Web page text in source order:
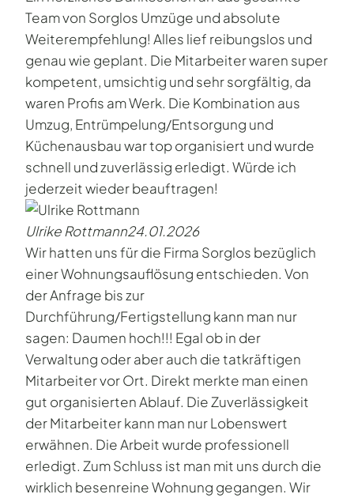
Team von Sorglos Umzüge und absolute
Weiterempfehlung! Alles lief reibungslos und
genau wie geplant. Die Mitarbeiter waren super
kompetent, umsichtig und sehr sorgfältig, da
waren Profis am Werk. Die Kombination aus
Umzug, Entrümpelung/Entsorgung und
Küchenausbau war top organisiert und wurde
schnell und zuverlässig erledigt. Würde ich
jederzeit wieder beauftragen!
Ulrike Rottmann24.01.2026
Wir hatten uns für die Firma Sorglos bezüglich
einer Wohnungsauflösung entschieden. Von
der Anfrage bis zur
Durchführung/Fertigstellung kann man nur
sagen: Daumen hoch!!! Egal ob in der
Verwaltung oder aber auch die tatkräftigen
Mitarbeiter vor Ort. Direkt merkte man einen
gut organisierten Ablauf. Die Zuverlässigkeit
der Mitarbeiter kann man nur Lobenswert
erwähnen. Die Arbeit wurde professionell
erledigt. Zum Schluss ist man mit uns durch die
wirklich besenreine Wohnung gegangen. Wir